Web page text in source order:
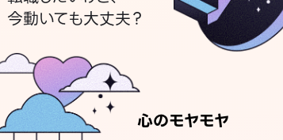
今動いても大丈夫？
心のモヤモヤ